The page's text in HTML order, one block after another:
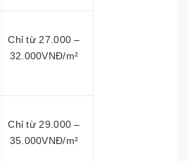
Chỉ từ 27.000 –
32.000VNĐ/m²
Chỉ từ 29.000 –
35.000VNĐ/m²